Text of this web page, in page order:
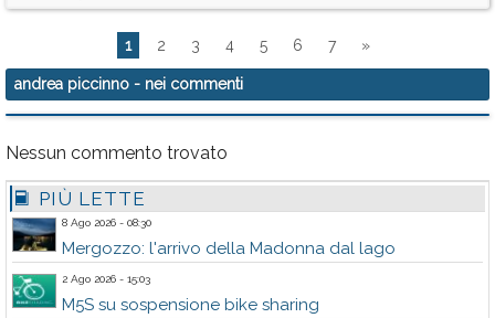
1 2 3 4 5 6 7 »
andrea piccinno - nei commenti
Nessun commento trovato
PIÙ LETTE
8 Ago 2026 - 08:30
Mergozzo: l'arrivo della Madonna dal lago
2 Ago 2026 - 15:03
M5S su sospensione bike sharing